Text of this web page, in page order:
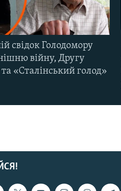
свідок Голодомору
війну, Другу
та «Сталінський голод»